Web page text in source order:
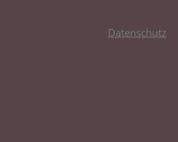
Datenschutz